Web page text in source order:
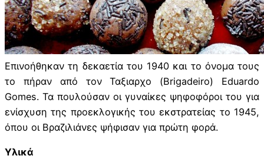
Επινοήθηκαν τη δεκαετία του 1940 και το όνομα τους
το πήραν από τον Ταξιαρχο (Brigadeiro) Eduardo
Gomes. Τα πουλούσαν οι γυναίκες ψηφοφόροι του για
ενίσχυση της προεκλογικής του εκστρατείας το 1945,
όπου οι Βραζιλιάνες ψήφισαν για πρώτη φορά.
Υλικά